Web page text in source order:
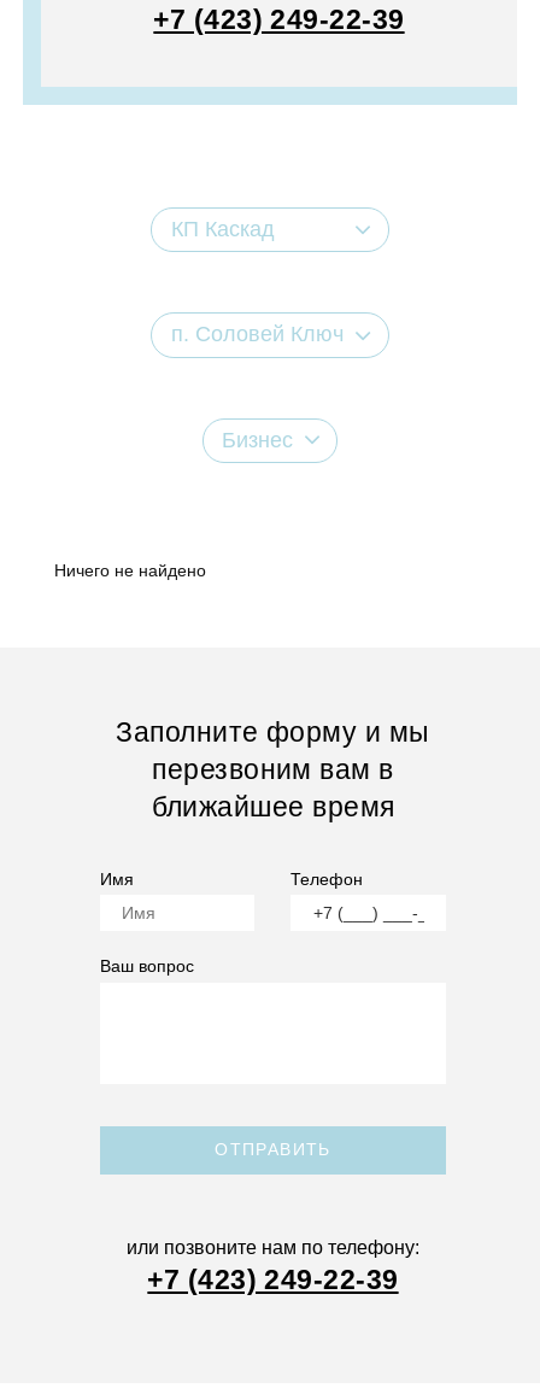
+7 (423) 249-22-39
КП Каскад
п. Соловей Ключ
Бизнес
Ничего не найдено
Заполните форму и мы
перезвоним вам в
ближайшее время
Имя Телефон
Ваш вопрос
ОТПРАВИТЬ
или позвоните нам по телефону:
+7 (423) 249-22-39